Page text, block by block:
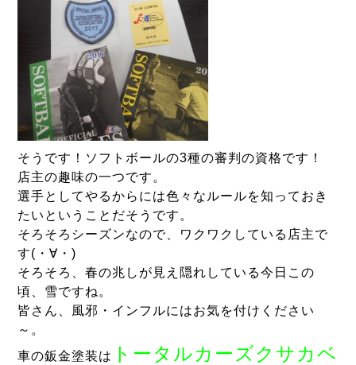
そうです！ソフトボールの3種の審判の資格です！
店主の趣味の一つです。
選手としてやるからには色々なルールを知っておき
たいということだそうです。
そろそろシーズンなので、ワクワクしている店主で
す(・∀・)
そろそろ、春の兆しが見え隠れしている今日この
頃、雪ですね。
皆さん、風邪・インフルにはお気を付けください
～。
車の鈑金塗装は トータルカーズクサカベ